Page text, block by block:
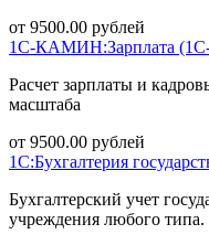
от 9500.00 рублей
1С-КАМИН:Зарплата (1С-
Расчет зарплаты и
масштаба
от 9500.00 рублей
1С:Бухгалтерия
Бухгалтерский учет
учреждения любого типа.